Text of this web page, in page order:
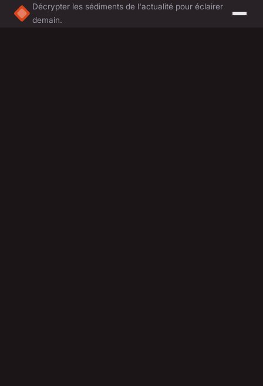
Décrypter les sédiments de l'actualité pour éclairer
demain.